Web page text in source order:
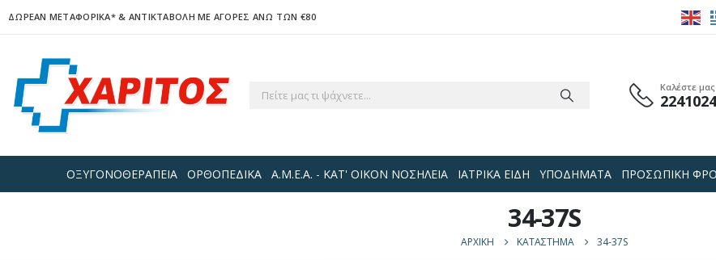
ΔΩΡΕΑΝ ΜΕΤΑΦΟΡΙΚΑ*& ΑΝΤΙΚΤΑΒΟΛΗ ΜΕ ΑΓΟΡΕΣ ΑΝΩ ΤΩΝ €80
Καλέστε μας
ΟΞΥΓΟΝΟΘΕΡΑΠΕΙΑ ΟΡΘΟΠΕΔΙΚΑ Α.Μ.Ε.Α. - ΚΑΤ' ΟΙΚΟΝ ΝΟΣΗΛΕΙΑ ΙΑΤΡΙΚΑ ΕΙΔΗ ΥΠΟΔΗΜΑΤΑ ΠΡΟΣΩΠΙΚΗ
34-37S
ΑΡΧΙΚΉ ΚΑΤΆΣΤΗΜΑ 34-37S